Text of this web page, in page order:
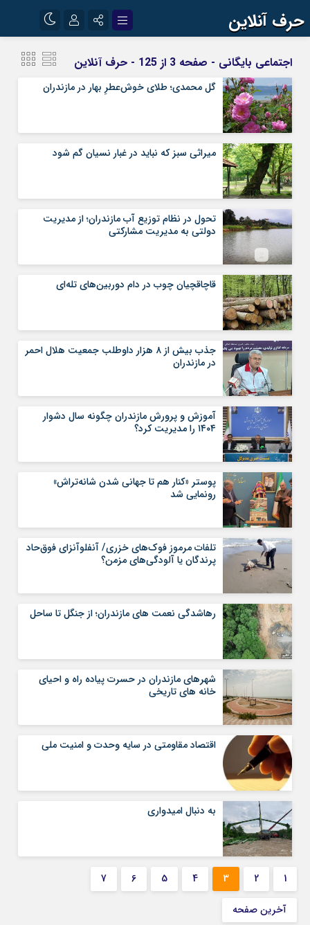
حرف آنلاین
آپارات
رمز عبور
مرا به خاطر بسپار
اجتماعی بایگانی - صفحه 3 از 125 - حرف آنلاین
گل محمدی؛ طلای خوش‌عطرِ بهار در مازندران
میراثی سبز که نباید در غبار نسیان گم شود
تحول در نظام توزیع آب مازندران؛ از مدیریت
دولتی به مدیریت مشارکتی
قاچاقچیان چوب در دام دوربین‌های تله‌ای
جذب بیش از ۸ هزار داوطلب جمعیت هلال احمر
در مازندران
آموزش و پرورش مازندران چگونه سال دشوار
۱۴۰۴ را مدیریت کرد؟
پوستر «کنار هم تا جهانی شدن شانه‌تراش»
رونمایی شد
تلفات مرموز فوک‌های خزری/ آنفلوآنزای فوق‌حاد
پرندگان یا آلودگی‌های مزمن؟
رهاشدگی نعمت های مازندران؛ از جنگل تا ساحل
شهرهای مازندران در حسرت پیاده راه و احیای
خانه های تاریخی
اقتصاد مقاومتی در سایه وحدت و امنیت ملی
به دنبال امیدواری
1
2
3
4
5
6
7
آخرین صفحه